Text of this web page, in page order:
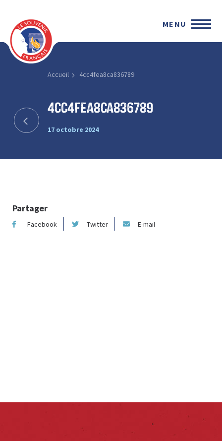
MENU
Accueil 4cc4fea8ca836789
4cc4fea8ca836789
17 octobre 2024
Partager
Facebook Twitter E-mail